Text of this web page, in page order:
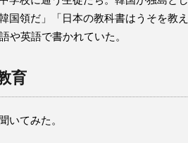
国領だ」「日本の教科書はうそを教え
や英語で書かれていた。
育
いてみた。